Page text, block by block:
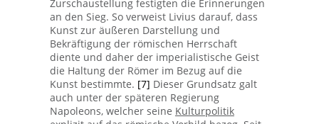
Zurschaustellung festigten die Erinnerungen
an den Sieg. So verweist Livius darauf, dass
Kunst zur äußeren Darstellung und
Bekräftigung der römischen Herrschaft
diente und daher der imperialistische Geist
die Haltung der Römer im Bezug auf die
Kunst bestimmte. [7] Dieser Grundsatz galt
auch unter der späteren Regierung
Napoleons, welcher seine Kulturpolitik